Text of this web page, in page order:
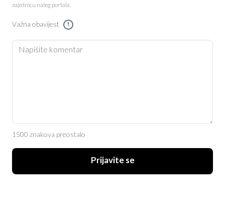
zajednicu našeg portala.
Važna obavijest !
1500 znakova preostalo
Prijavite se